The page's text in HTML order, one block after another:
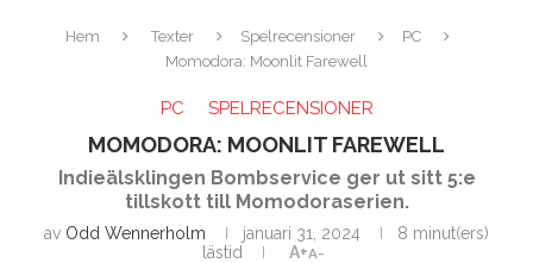
Hem Texter Spelrecensioner
PC
Momodora: Moonlit Farewell
PC SPELRECENSIONER
MOMODORA: MOONLIT FAREWELL
Indieälsklingen Bombservice ger ut sitt 5:e
tillskott till Momodoraserien.
av Odd Wennerholm januari 31, 2024
8 minut(ers)
lästid
A+A-